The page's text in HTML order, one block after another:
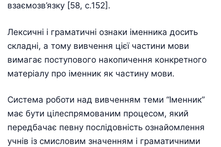
взаємозв’язку [58, с.152].
Лексичні і граматичні ознаки іменника досить
складні, а тому вивчення цієї частини мови
вимагає поступового накопичення конкретного
матеріалу про іменник як частину мови.
Система роботи над вивченням теми “Іменник”
має бути цілеспрямованим процесом, який
передбачає певну послідовність ознайомлення
учнів із смисловим значенням і граматичними